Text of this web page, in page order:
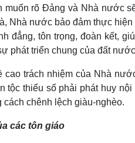
muốn rõ Đảng và Nhà nước
Nhà nước bảo đảm thực
đẳng, tôn trọng, đoàn kết,
phát triển chung của đất
cao trách nhiệm của Nhà
tộc thiểu số phải phát huy
chênh lệch giàu-nghèo.
các tôn giáo